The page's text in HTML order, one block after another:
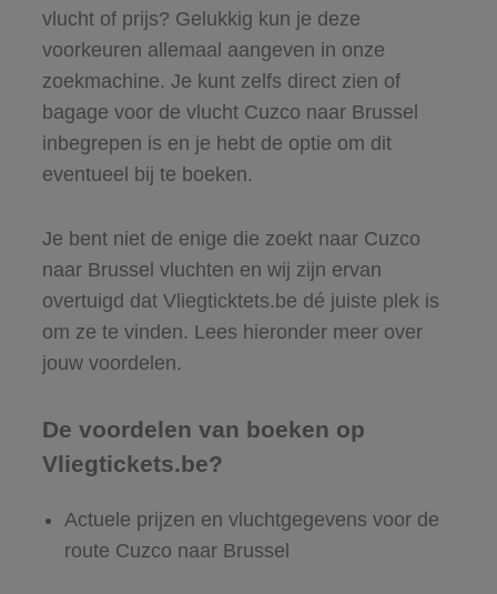
vlucht of prijs? Gelukkig kun je deze
voorkeuren allemaal aangeven in onze
zoekmachine. Je kunt zelfs direct zien of
bagage voor de vlucht Cuzco naar Brussel
inbegrepen is en je hebt de optie om dit
eventueel bij te boeken.
Je bent niet de enige die zoekt naar Cuzco
naar Brussel vluchten en wij zijn ervan
overtuigd dat Vliegticktets.be dé juiste plek is
om ze te vinden. Lees hieronder meer over
jouw voordelen.
De voordelen van boeken op
Vliegtickets.be?
Actuele prijzen en vluchtgegevens voor de
route Cuzco naar Brussel